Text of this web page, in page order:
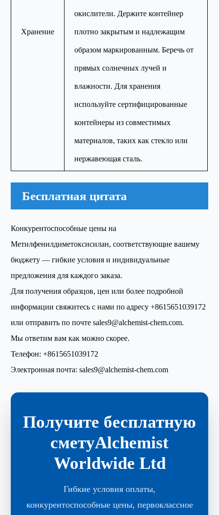
Хранение
окислители. Держите контейнер
плотно закрытым и надлежащим
образом маркированным. Беречь от
прямых солнечных лучей и
влажности. Для хранения
используйте сертифицированные
контейнеры из совместимых
материалов, таких как стекло или
нержавеющая сталь.
Бесплатная цитата
Конкурентоспособные цены на
Метилфенилдиметоксисилан, соответствующие вашему
бюджету — гибкие условия и индивидуальные
предложения для каждого заказа.
Для получения образцов, цен или более подробной
информации свяжитесь с нами по адресу+8615651039172
или отправить по почтеsales9@alchemist-chem.com.
Мы ответим вам как можно скорее.
Телефон:+8615651039172
Электронная почта:sales9@alchemist-chem.com
Получите бесплатную
сметуAlchemist
Worldwide Ltd
Гибкие условия оплаты,
конкурентоспособные цены, первоклассное